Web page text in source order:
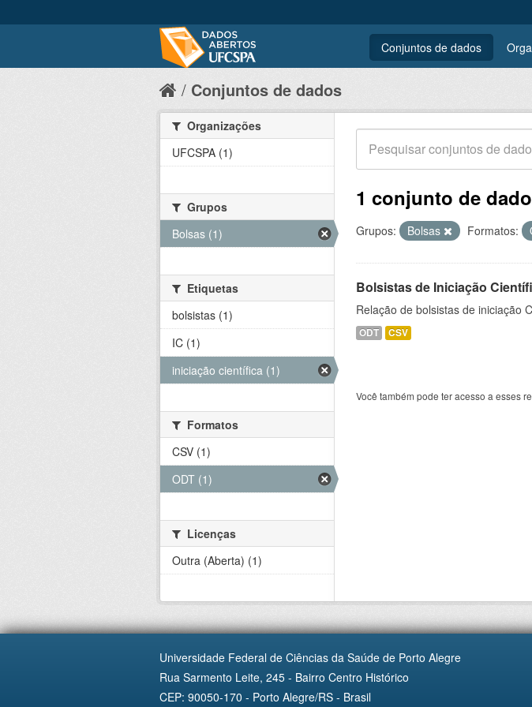
Conjuntos de dados
Conjuntos de dados
1 conjunto de
Grupos: Bolsas Formatos:
Bolsistas de Iniciação
Relação de bolsistas de iniciação
ODT CSV
Você também pode ter acesso a esses
Organizações
UFCSPA (1)
Grupos
Bolsas (1)
Etiquetas
bolsistas (1)
IC (1)
iniciação científica (1)
Formatos
CSV (1)
ODT (1)
Licenças
Outra (Aberta) (1)
Universidade Federal de Ciências da Saúde de Porto Alegre
Rua Sarmento Leite, 245 - Bairro Centro Histórico
CEP: 90050-170 - Porto Alegre/RS - Brasil